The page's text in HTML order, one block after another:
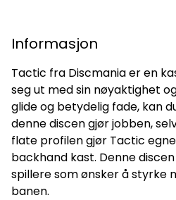
Informasjon
Tactic fra Discmania er en
seg ut med sin nøyaktighet
glide og betydelig fade, kan
denne discen gjør jobben,
flate profilen gjør Tactic
backhand kast. Denne
spillere som ønsker å styrke
banen.